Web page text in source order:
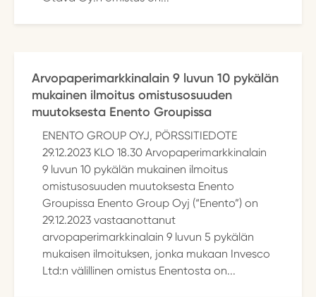
Arvopaperimarkkinalain 9 luvun 10 pykälän
mukainen ilmoitus omistusosuuden
muutoksesta Enento Groupissa
ENENTO GROUP OYJ, PÖRSSITIEDOTE
29.12.2023 KLO 18.30 Arvopaperimarkkinalain
9 luvun 10 pykälän mukainen ilmoitus
omistusosuuden muutoksesta Enento
Groupissa Enento Group Oyj (“Enento”) on
29.12.2023 vastaanottanut
arvopaperimarkkinalain 9 luvun 5 pykälän
mukaisen ilmoituksen, jonka mukaan Invesco
Ltd:n välillinen omistus Enentosta on...